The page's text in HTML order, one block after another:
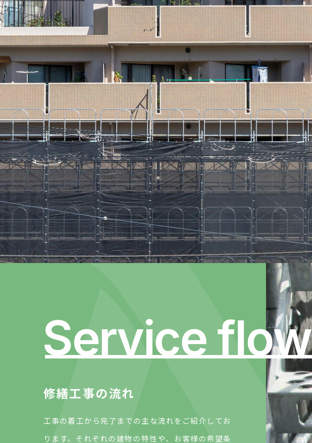
Service flow
修繕工事の流れ
工事の着工から完了までの主な流れをご紹介してお
ります。それぞれの建物の特性や、お客様の希望条